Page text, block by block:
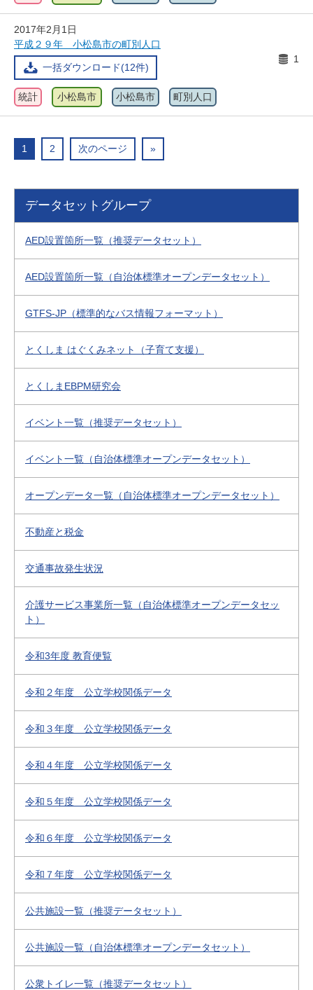
2017年2月1日
平成２９年 小松島市の町別人口
一括ダウンロード(12件)
1
統計 小松島市 小松島市 町別人口
1 2 次のページ »
データセットグループ
AED設置箇所一覧（推奨データセット）
AED設置箇所一覧（自治体標準オープンデータセット）
GTFS-JP（標準的なバス情報フォーマット）
とくしま はぐくみネット（子育て支援）
とくしまEBPM研究会
イベント一覧（推奨データセット）
イベント一覧（自治体標準オープンデータセット）
オープンデータ一覧（自治体標準オープンデータセット）
不動産と税金
交通事故発生状況
介護サービス事業所一覧（自治体標準オープンデータセッ
ト）
令和3年度 教育便覧
令和２年度 公立学校関係データ
令和３年度 公立学校関係データ
令和４年度 公立学校関係データ
令和５年度 公立学校関係データ
令和６年度 公立学校関係データ
令和７年度 公立学校関係データ
公共施設一覧（推奨データセット）
公共施設一覧（自治体標準オープンデータセット）
公衆トイレ一覧（推奨データセット）